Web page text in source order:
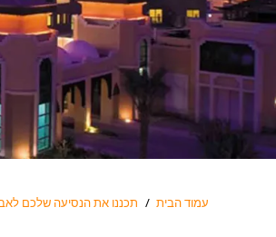
עמוד הבית / תכננו את הנסיעה שלכם